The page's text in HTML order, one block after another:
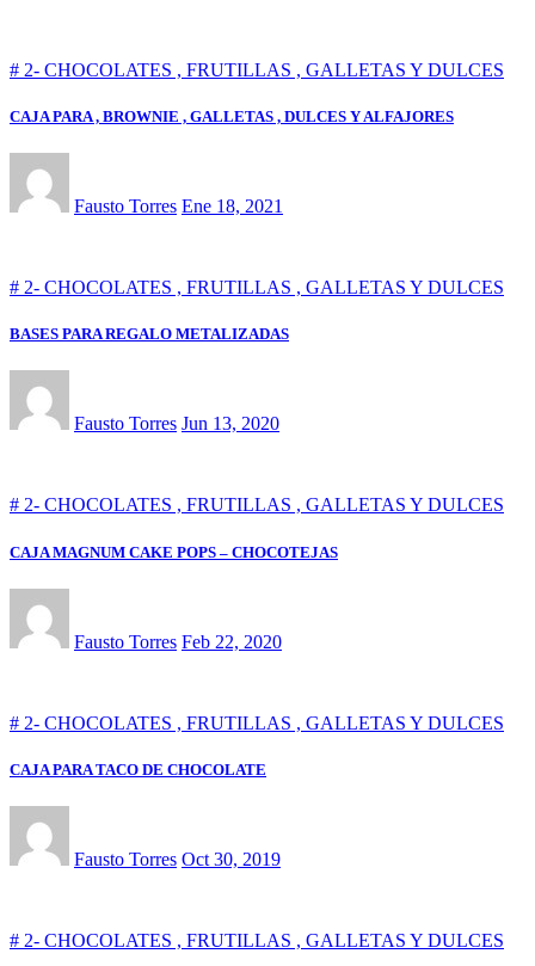
# 2- CHOCOLATES , FRUTILLAS , GALLETAS Y DULCES
CAJA PARA , BROWNIE , GALLETAS , DULCES Y ALFAJORES
Fausto Torres Ene 18, 2021
# 2- CHOCOLATES , FRUTILLAS , GALLETAS Y DULCES
BASES PARA REGALO METALIZADAS
Fausto Torres Jun 13, 2020
# 2- CHOCOLATES , FRUTILLAS , GALLETAS Y DULCES
CAJA MAGNUM CAKE POPS – CHOCOTEJAS
Fausto Torres Feb 22, 2020
# 2- CHOCOLATES , FRUTILLAS , GALLETAS Y DULCES
CAJA PARA TACO DE CHOCOLATE
Fausto Torres Oct 30, 2019
# 2- CHOCOLATES , FRUTILLAS , GALLETAS Y DULCES